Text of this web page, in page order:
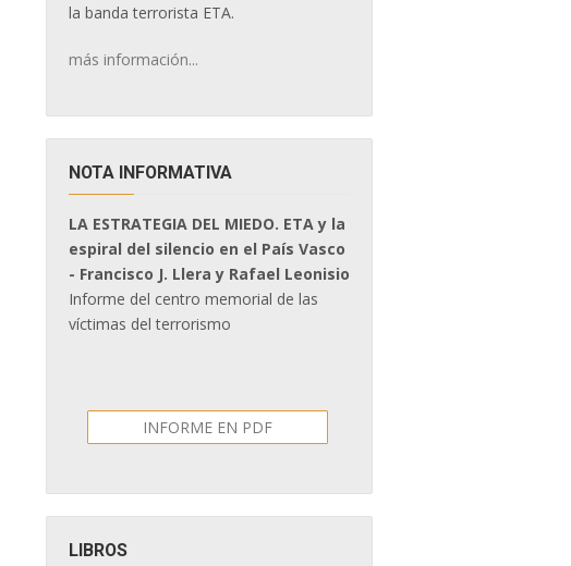
la banda terrorista ETA.
más información...
NOTA INFORMATIVA
LA ESTRATEGIA DEL MIEDO. ETA y la
espiral del silencio en el País Vasco
- Francisco J. Llera y Rafael Leonisio
Informe del centro memorial de las
víctimas del terrorismo
INFORME EN PDF
LIBROS